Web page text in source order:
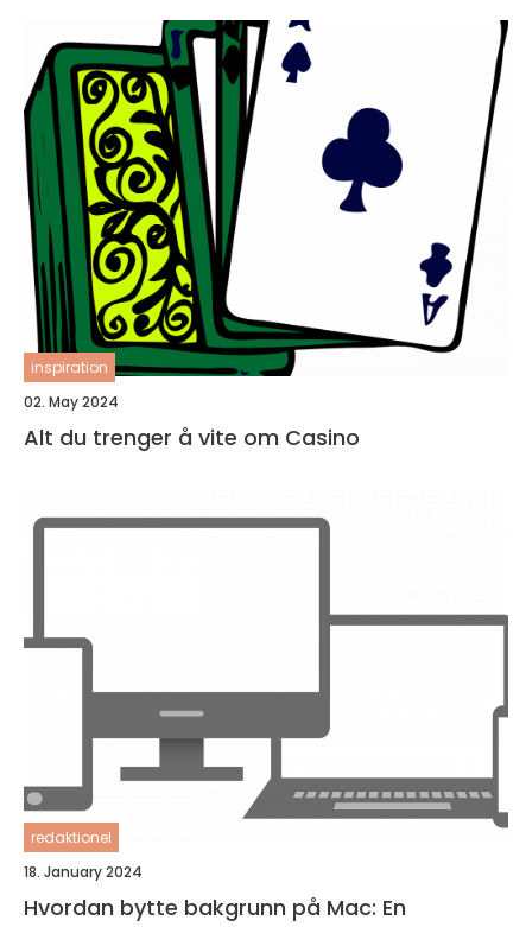
inspiration
02. May 2024
Alt du trenger å vite om Casino
redaktionel
18. January 2024
Hvordan bytte bakgrunn på Mac: En